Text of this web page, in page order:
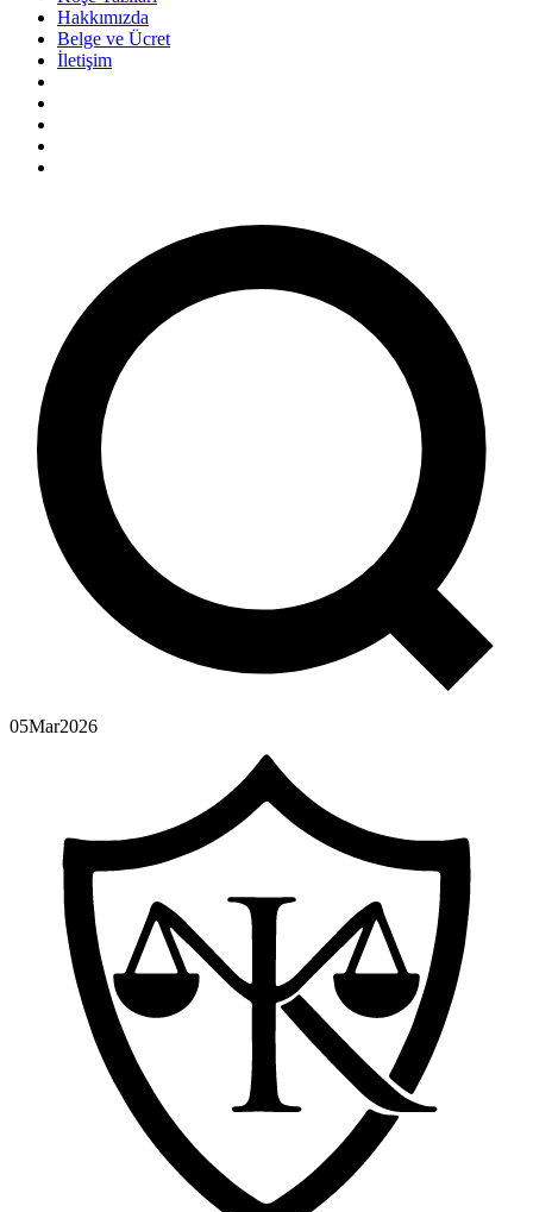
Hakkımızda
Belge ve Ücret
İletişim
05Mar2026